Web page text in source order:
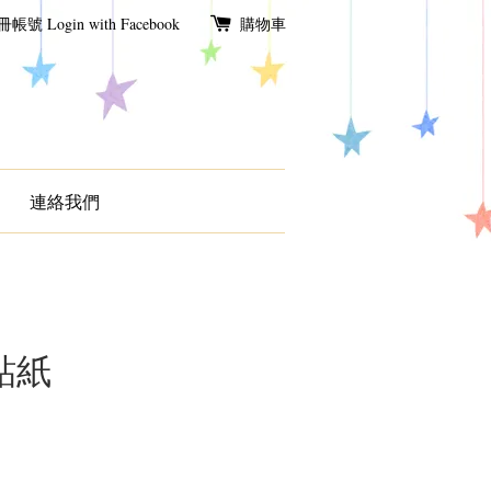
帳號 Login with Facebook 購物車
連絡我們
紙